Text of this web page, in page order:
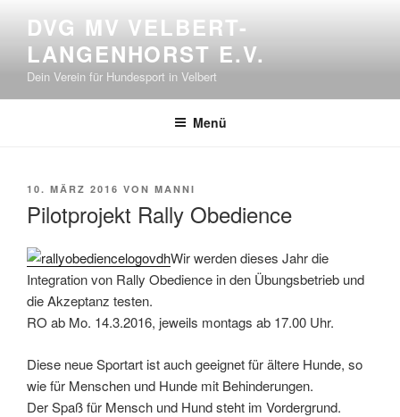
springen
DVG MV VELBERT-
LANGENHORST E.V.
Dein Verein für Hundesport in Velbert
Menü
VERÖFFENTLICHT
10. MÄRZ 2016 VON MANNI
Pilotprojekt Rally Obedience
Wir werden dieses Jahr die
Integration von Rally Obedience in den Übungsbetrieb und
die Akzeptanz testen.
RO ab Mo. 14.3.2016, jeweils montags ab 17.00 Uhr.
Diese neue Sportart ist auch geeignet für ältere Hunde, so
wie für Menschen und Hunde mit Behinderungen.
Der Spaß für Mensch und Hund steht im Vordergrund.